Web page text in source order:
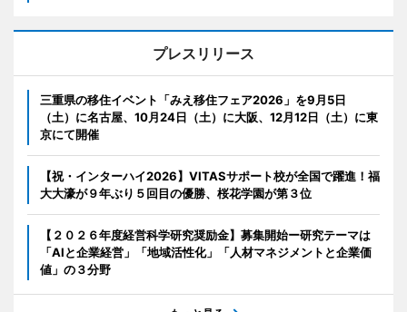
プレスリリース
三重県の移住イベント「みえ移住フェア2026」を9月5日
（土）に名古屋、10月24日（土）に大阪、12月12日（土）に東
京にて開催
【祝・インターハイ2026】VITASサポート校が全国で躍進！福
大大濠が９年ぶり５回目の優勝、桜花学園が第３位
【２０２６年度経営科学研究奨励金】募集開始ー研究テーマは
「AIと企業経営」「地域活性化」「人材マネジメントと企業価
値」の３分野